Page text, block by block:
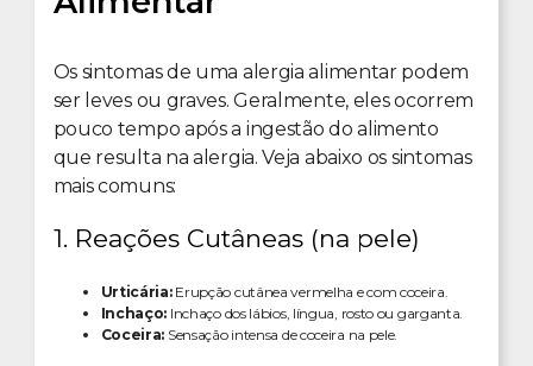
Os sintomas de uma alergia alimentar podem
ser leves ou graves. Geralmente, eles ocorrem
pouco tempo após a ingestão do alimento
que resulta na alergia. Veja abaixo os sintomas
mais comuns:
1. Reações Cutâneas (na pele)
Urticária:Erupção cutânea vermelha e com coceira.
Inchaço: Inchaço dos lábios, língua, rosto ou garganta.
Coceira: Sensação intensa de coceira na pele.